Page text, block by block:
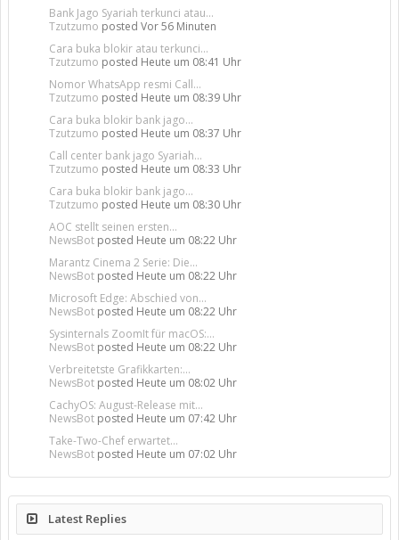
Bank Jago Syariah terkunci atau...
Tzutzumo posted Vor 56 Minuten
Cara buka blokir atau terkunci...
Tzutzumo posted Heute um 08:41 Uhr
Nomor WhatsApp resmi Call...
Tzutzumo posted Heute um 08:39 Uhr
Cara buka blokir bank jago...
Tzutzumo posted Heute um 08:37 Uhr
Call center bank jago Syariah...
Tzutzumo posted Heute um 08:33 Uhr
Cara buka blokir bank jago...
Tzutzumo posted Heute um 08:30 Uhr
AOC stellt seinen ersten...
NewsBot posted Heute um 08:22 Uhr
Marantz Cinema 2 Serie: Die...
NewsBot posted Heute um 08:22 Uhr
Microsoft Edge: Abschied von...
NewsBot posted Heute um 08:22 Uhr
Sysinternals ZoomIt für macOS:...
NewsBot posted Heute um 08:22 Uhr
Verbreitetste Grafikkarten:...
NewsBot posted Heute um 08:02 Uhr
CachyOS: August-Release mit...
NewsBot posted Heute um 07:42 Uhr
Take-Two-Chef erwartet...
NewsBot posted Heute um 07:02 Uhr
Latest Replies